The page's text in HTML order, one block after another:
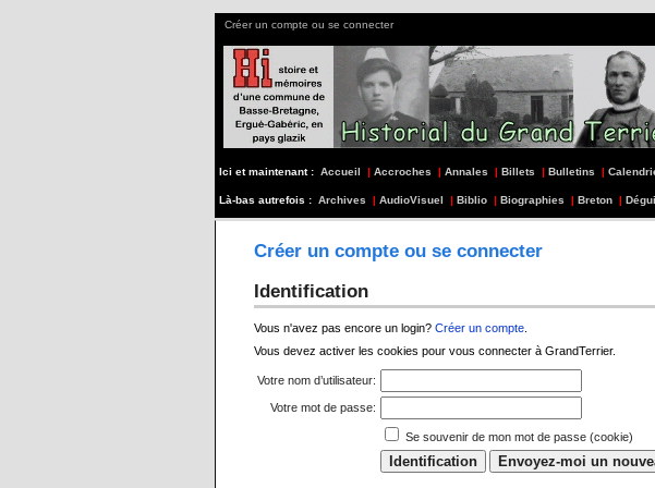
Créer un compte ou se connecter
Ici et maintenant : Accueil | Accroches | Annales | Billets | Bulletins |
Là-bas autrefois : Archives | AudioVisuel | Biblio | Biographies | Breton |
Créer un compte ou se connecter
Identification
Vous n'avez pas encore un login? Créer un compte
Vous devez activer les cookies pour vous connecter à GrandTerrier.
Votre nom d’utilisateur:
Votre mot de passe:
Se souvenir de mon mot de passe (cookie)